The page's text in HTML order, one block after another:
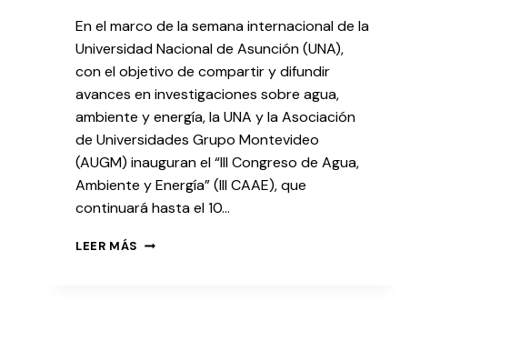
En el marco de la semana internacional de la
Universidad Nacional de Asunción (UNA),
con el objetivo de compartir y difundir
avances en investigaciones sobre agua,
ambiente y energía, la UNA y la Asociación
de Universidades Grupo Montevideo
(AUGM) inauguran el “III Congreso de Agua,
Ambiente y Energía” (III CAAE), que
continuará hasta el 10…
LEER MÁS